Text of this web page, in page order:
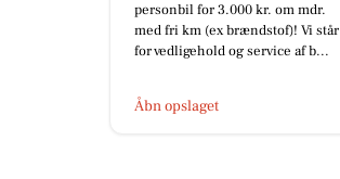
personbil for 3.000 kr. om mdr.
med fri km (ex brændstof)! Vi står
for vedligehold og service af b...
Åbn opslaget